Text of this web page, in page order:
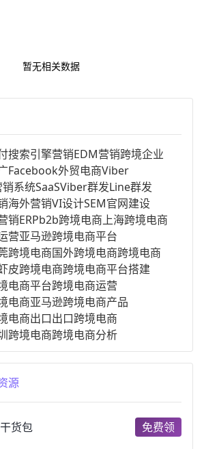
暂无相关数据
搜索引擎营销EDM营销跨境企业
Facebook外贸电商Viber
系统SaaSViber群发Line群发
海外营销VI设计SEM官网建设
销ERPb2b跨境电商上海跨境电商
营亚马逊跨境电商平台
跨境电商国外跨境电商跨境电商
皮跨境电商跨境电商平台搭建
电商平台跨境电商运营
电商亚马逊跨境电商产品
电商出口出口跨境电商
跨境电商跨境电商分析
电商服务广州跨境电商
电商创业跨境电商注册
电商营销
跨境电商跨境电商案例
电商趋势
源
货包 免费领